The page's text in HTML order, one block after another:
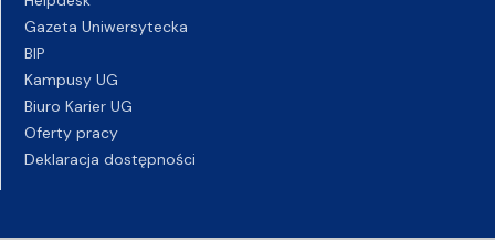
Gazeta Uniwersytecka
BIP
Kampusy UG
Biuro Karier UG
Oferty pracy
Deklaracja dostępności